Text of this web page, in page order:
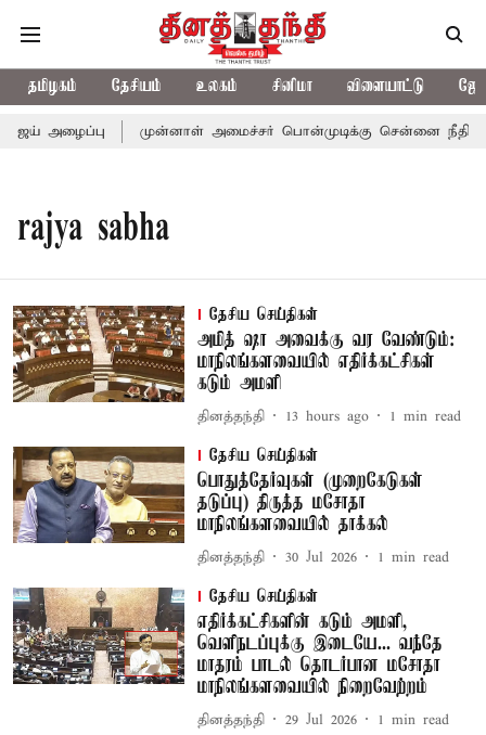
தமிழகம் தேசியம் உலகம் சினிமா விளையாட்டு
அழைப்பு முன்னாள் அமைச்சர் பொன்முடிக்கு சென்னை
rajya sabha
தேசிய செய்திகள்
அமித் ஷா அவைக்கு வர வேண்டும்:
மாநிலங்களவையில் எதிர்க்கட்சிகள்
கடும் அமளி
தினத்தந்தி 13 hours ago 1 min read
தேசிய செய்திகள்
பொதுத்தேர்வுகள் (முறைகேடுகள்
தடுப்பு) திருத்த மசோதா
மாநிலங்களவையில் தாக்கல்
தினத்தந்தி 30 Jul 2026 1 min read
தேசிய செய்திகள்
எதிர்க்கட்சிகளின் கடும் அமளி,
வெளிநடப்புக்கு இடையே... வந்தே
மாதரம் பாடல் தொடர்பான மசோதா
மாநிலங்களவையில் நிறைவேற்றம்
தினத்தந்தி 29 Jul 2026 1 min read